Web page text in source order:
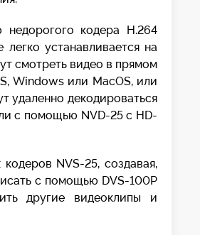
кодера H.264
устанавливается на
смотреть видео в прямом
Windows или MacOS, или
удаленно декодироваться
с помощью NVD-25 с HD-
NVS-25, создавая,
с помощью DVS-100P
другие видеоклипы и